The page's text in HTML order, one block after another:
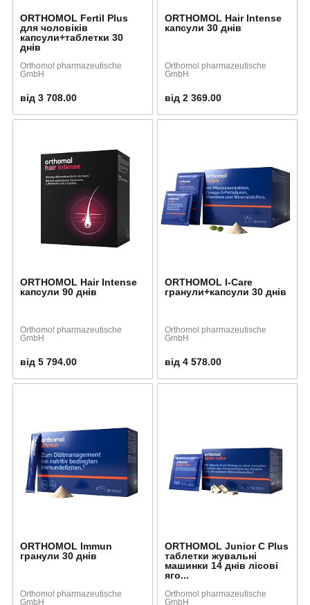
ORTHOMOL Fertil Plus
для чоловіків
капсули+таблетки 30
днів
Orthomol pharmazeutische
GmbH
від 3 708.00
ORTHOMOL Hair Intense
капсули 30 днів
Orthomol pharmazeutische
GmbH
від 2 369.00
ORTHOMOL Hair Intense
капсули 90 днів
Orthomol pharmazeutische
GmbH
від 5 794.00
ORTHOMOL I-Care
гранули+капсули 30 днів
Orthomol pharmazeutische
GmbH
від 4 578.00
ORTHOMOL Immun
гранули 30 днів
Orthomol pharmazeutische
GmbH
ORTHOMOL Junior C Plus
таблетки жувальні
машинки 14 днів лісові
яго...
Orthomol pharmazeutische
GmbH